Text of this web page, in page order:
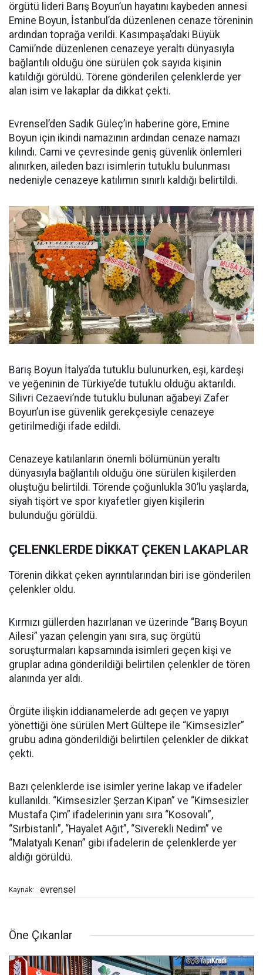
örgütü lideri Barış Boyun’un hayatını kaybeden annesi
Emine Boyun, İstanbul’da düzenlenen cenaze töreninin
ardından toprağa verildi. Kasımpaşa’daki Büyük
Camii’nde düzenlenen cenazeye yeraltı dünyasıyla
bağlantılı olduğu öne sürülen çok sayıda kişinin
katıldığı görüldü. Törene gönderilen çelenklerde yer
alan isim ve lakaplar da dikkat çekti.
Evrensel’den Sadık Güleç’in haberine göre, Emine
Boyun için ikindi namazının ardından cenaze namazı
kılındı. Cami ve çevresinde geniş güvenlik önlemleri
alınırken, aileden bazı isimlerin tutuklu bulunması
nedeniyle cenazeye katılımın sınırlı kaldığı belirtildi.
Barış Boyun İtalya’da tutuklu bulunurken, eşi, kardeşi
ve yeğeninin de Türkiye’de tutuklu olduğu aktarıldı.
Silivri Cezaevi’nde tutuklu bulunan ağabeyi Zafer
Boyun’un ise güvenlik gerekçesiyle cenazeye
getirilmediği ifade edildi.
Cenazeye katılanların önemli bölümünün yeraltı
dünyasıyla bağlantılı olduğu öne sürülen kişilerden
oluştuğu belirtildi. Törende çoğunlukla 30’lu yaşlarda,
siyah tişört ve spor kıyafetler giyen kişilerin
bulunduğu görüldü.
ÇELENKLERDE DİKKAT ÇEKEN LAKAPLAR
Törenin dikkat çeken ayrıntılarından biri ise gönderilen
çelenkler oldu.
Kırmızı güllerden hazırlanan ve üzerinde “Barış Boyun
Ailesi” yazan çelengin yanı sıra, suç örgütü
soruşturmaları kapsamında isimleri geçen kişi ve
gruplar adına gönderildiği belirtilen çelenkler de tören
alanında yer aldı.
Örgüte ilişkin iddianamelerde adı geçen ve yapıyı
yönettiği öne sürülen Mert Gültepe ile “Kimsesizler”
grubu adına gönderildiği belirtilen çelenkler de dikkat
çekti.
Bazı çelenklerde ise isimler yerine lakap ve ifadeler
kullanıldı. “Kimsesizler Şerzan Kipan” ve “Kimsesizler
Mustafa Çim” ifadelerinin yanı sıra “Kosovalı”,
“Sırbistanlı”, “Hayalet Ağıt”, “Siverekli Nedim” ve
“Malatyalı Kenan” gibi ifadelerin de çelenklerde yer
aldığı görüldü.
Kaynak: evrensel
Öne Çıkanlar